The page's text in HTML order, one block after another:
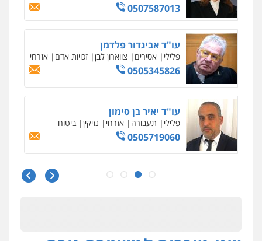
0507587013
עו"ד אביגדור פלדמן
פלילי אסירים צווארון לבן זכויות אדם אזרחי
0505345826
עו"ד יאיר בן סימון
פלילי תעבורה אזרחי נזיקין ביטוח
0505719060
עו"ד נס בן נתן
עו"ד דותן דניאלי
פלילי פשיעה חמורה
0542442982
עו"ד שנהב אילון
פלילי פשיעה חמורה